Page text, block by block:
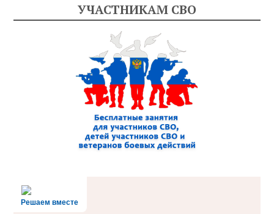
УЧАСТНИКАМ СВО
Решаем вместе